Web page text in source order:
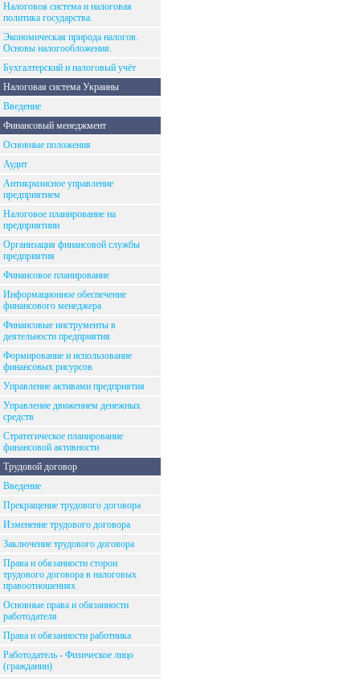
Налоговоя система и налоговая
политика государства.
Экономическая природа налогов.
Основы налогообложения.
Бухгалтерский и налоговый учёт
Налоговая система Украины
Введение
Финансовый менеджмент
Основные положения
Аудит
Антикризисное управление
предприятием
Налоговое планирование на
предприятиии
Организация финансовой службы
предприятия
Финансовое планирование
Информационное обеспечение
финансового менеджера
Финансовые инструменты в
деятельности предприятия
Формирование и использование
финансовых рисурсов
Управление активами предприятия
Управление движением денежных
средств
Стратегическое планирование
финансовой активности
Трудовой договор
Введение
Прекращение трудового договора
Изменение трудового договора
Заключение трудового договора
Права и обязанности сторон
трудового договора в налоговых
правоотношениях
Основные права и обязанности
работодателя
Права и обязанности работника
Работодатель - Физическое лицо
(гражданин)